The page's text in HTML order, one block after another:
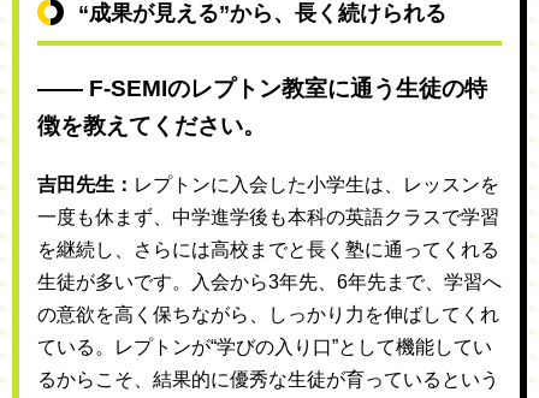
“成果が見える”から、長く続けられる
―― F-SEMIのレプトン教室に通う生徒の特
徴を教えてください。
吉田先生： レプトンに入会した小学生は、レッスンを
一度も休まず、中学進学後も本科の英語クラスで学習
を継続し、さらには高校までと長く塾に通ってくれる
生徒が多いです。入会から3年先、6年先まで、学習へ
の意欲を高く保ちながら、しっかり力を伸ばしてくれ
ている。レプトンが“学びの入り口”として機能してい
るからこそ、結果的に優秀な生徒が育っているという